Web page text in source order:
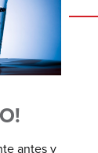
antes y